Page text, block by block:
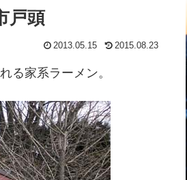
戸頭
2013.05.15 2015.08.23
る家系ラーメン。